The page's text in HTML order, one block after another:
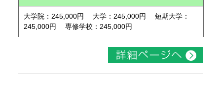
大学院：245,000円 大学：245,000円 短期大学：
245,000円 専修学校：245,000円